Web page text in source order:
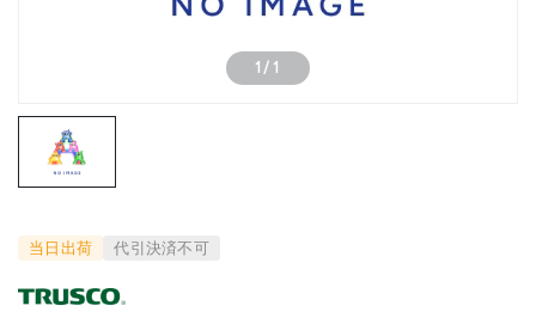
1 / 1
当日出荷 代引決済不可